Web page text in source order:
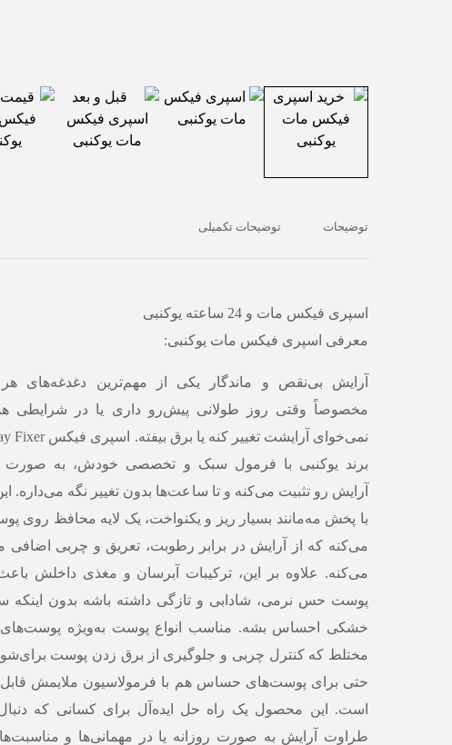
توضیحات توضیحات تکمیلی
اسپری فیکس مات و 24 ساعته یوکنبی
معرفی اسپری فیکس مات یوکنبی:
آرایش بی‌نقص و ماندگار یکی از مهم‌ترین دغدغه‌های هر
مخصوصاً وقتی روز طولانی پیش‌رو داری یا در شرایطی
برند یوکنبی با فرمول سبک و تخصصی خودش، به صورت
آرایش رو تثبیت می‌کنه و تا ساعت‌ها بدون تغییر نگه می‌داره.
با پخش مه‌مانند بسیار ریز و یکنواخت، یک لایه محافظ روی
می‌کنه که از آرایش در برابر رطوبت، تعریق و چربی
می‌کنه. علاوه بر این، ترکیبات آبرسان و مغذی داخلش
پوست حس نرمی، شادابی و تازگی داشته باشه بدون اینکه
خشکی احساس بشه. مناسب انواع پوست به‌ویژه
مختلط که کنترل چربی و جلوگیری از برق زدن پوست
حتی برای پوست‌های حساس هم با فرمولاسیون ملایمش قابل
است. این محصول یک راه حل ایده‌آل برای کسانی که
طراوت آرایش به صورت روزانه یا در مهمانی‌ها و